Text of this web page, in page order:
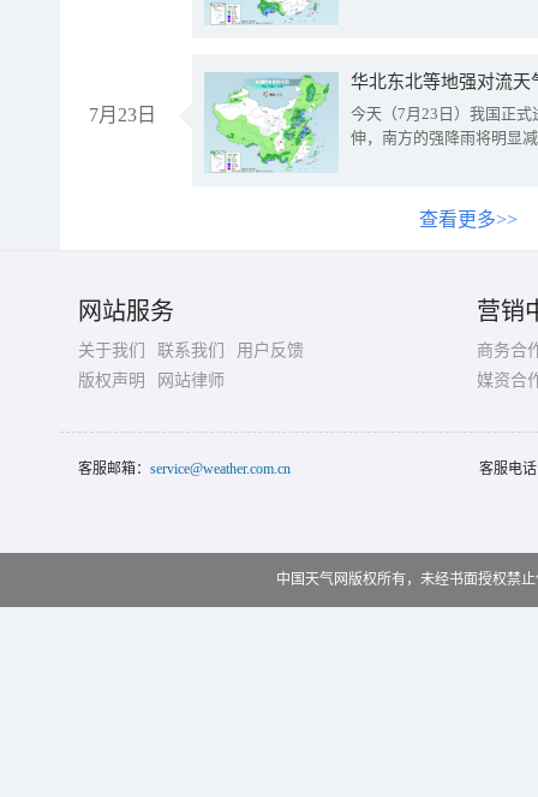
7月23日
华北东北等地强对流天
今天（7月23日）我国正
伸，南方的强降雨将明显
查看更多>>
网站服务
关于我们 联系我们
用户反馈
版权声明
网站律师
营销
商务合
媒资合
客服邮箱： service@weather.com.cn 客服电
中国天气网版权所有，未经书面授权